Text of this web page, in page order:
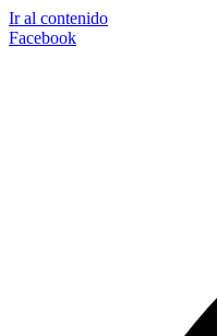
Ir al contenido
Facebook